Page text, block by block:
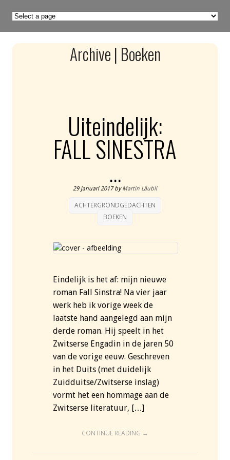
Archive | Boeken
Uiteindelijk:
FALL SINESTRA
…
29 januari 2017byMartin Läubli
ACHTERGRONDGEDACHTEN
BOEKEN
Eindelijk is het af: mijn nieuwe
roman Fall Sinstra! Na vier jaar
werk heb ik vorige week de
laatste hand aangelegd aan mijn
derde roman. Hij speelt in het
Zwitserse Engadin in de jaren 50
van de vorige eeuw. Geschreven
in het Duits (met duidelijk
Zuidduitse/Zwitserse inslag)
vormt het een hommage aan de
Zwitserse literatuur, […]
CONTINUE READING →